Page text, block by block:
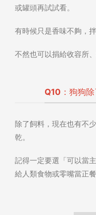
或罐頭再試試看。
有時候只是香味不夠，
不然也可以捐給收容所
Q10：狗狗
除了飼料，現在也有不
乾。
記得一定要選「可以當
給人類食物或零嘴當正餐